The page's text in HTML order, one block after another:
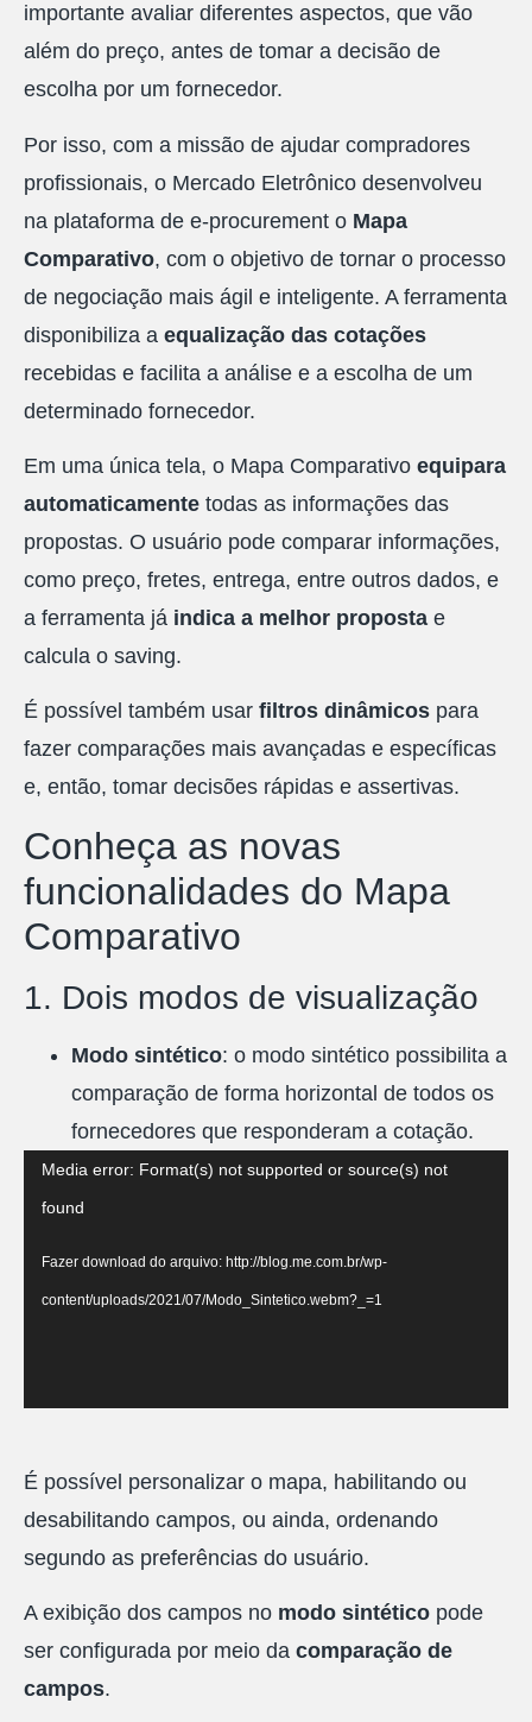
importante avaliar diferentes aspectos, que vão
além do preço, antes de tomar a decisão de
escolha por um fornecedor.
Por isso, com a missão de ajudar compradores
profissionais, o Mercado Eletrônico desenvolveu
na plataforma de e-procurement o Mapa
Comparativo, com o objetivo de tornar o processo
de negociação mais ágil e inteligente. A ferramenta
disponibiliza a equalização das cotações
recebidas e facilita a análise e a escolha de um
determinado fornecedor.
Em uma única tela, o Mapa Comparativo equipara
automaticamente todas as informações das
propostas. O usuário pode comparar informações,
como preço, fretes, entrega, entre outros dados, e
a ferramenta já indica a melhor proposta e
calcula o saving.
É possível também usar filtros dinâmicos para
fazer comparações mais avançadas e específicas
e, então, tomar decisões rápidas e assertivas.
Conheça as novas
funcionalidades do Mapa
Comparativo
1. Dois modos de visualização
Modo sintético: o modo sintético possibilita a
comparação de forma horizontal de todos os
fornecedores que responderam a cotação.
Tocador
de
Media error: Format(s) not supported or source(s) not
found
Fazer download do arquivo: http://blog.me.com.br/wp-
content/uploads/2021/07/Modo_Sintetico.webm?_=1
É possível personalizar o mapa, habilitando ou
desabilitando campos, ou ainda, ordenando
segundo as preferências do usuário.
A exibição dos campos no modo sintético pode
ser configurada por meio da comparação de
campos.